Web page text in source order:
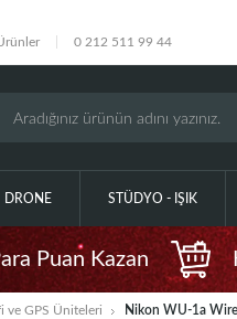
0 212 511 99 44
DRONE STÜDYO - IŞIK
Puan Kazan
ve GPS Üniteleri Nikon WU-1a